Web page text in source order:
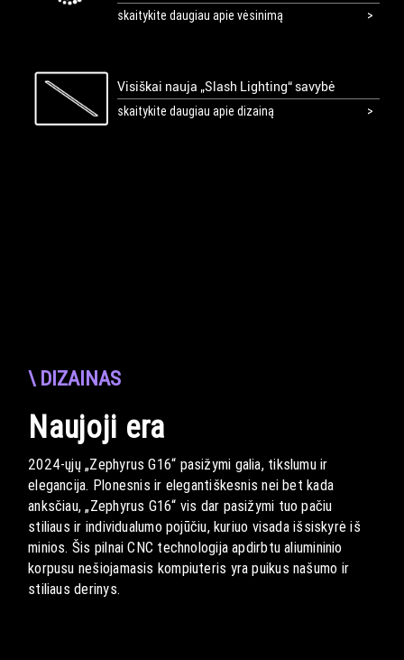
skaitykite daugiau apie vėsinimą
Visiškai nauja „Slash Lighting“ savybė
skaitykite daugiau apie dizainą
\ DIZAINAS
Naujoji era
2024-ųjų „Zephyrus G16“ pasižymi galia, tikslumu ir
elegancija. Plonesnis ir elegantiškesnis nei bet kada
anksčiau, „Zephyrus G16“ vis dar pasižymi tuo pačiu
stiliaus ir individualumo pojūčiu, kuriuo visada išsiskyrė iš
minios. Šis pilnai CNC technologija apdirbtu aliumininio
korpusu nešiojamasis kompiuteris yra puikus našumo ir
stiliaus derinys.